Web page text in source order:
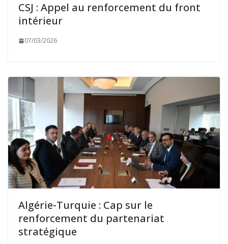
CSJ : Appel au renforcement du front
intérieur
07/03/2026
Algérie-Turquie : Cap sur le
renforcement du partenariat
stratégique